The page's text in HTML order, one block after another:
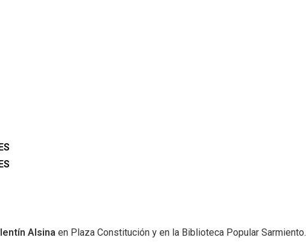
Alsina en Plaza Constitución y en la Biblioteca Popular Sarmiento.